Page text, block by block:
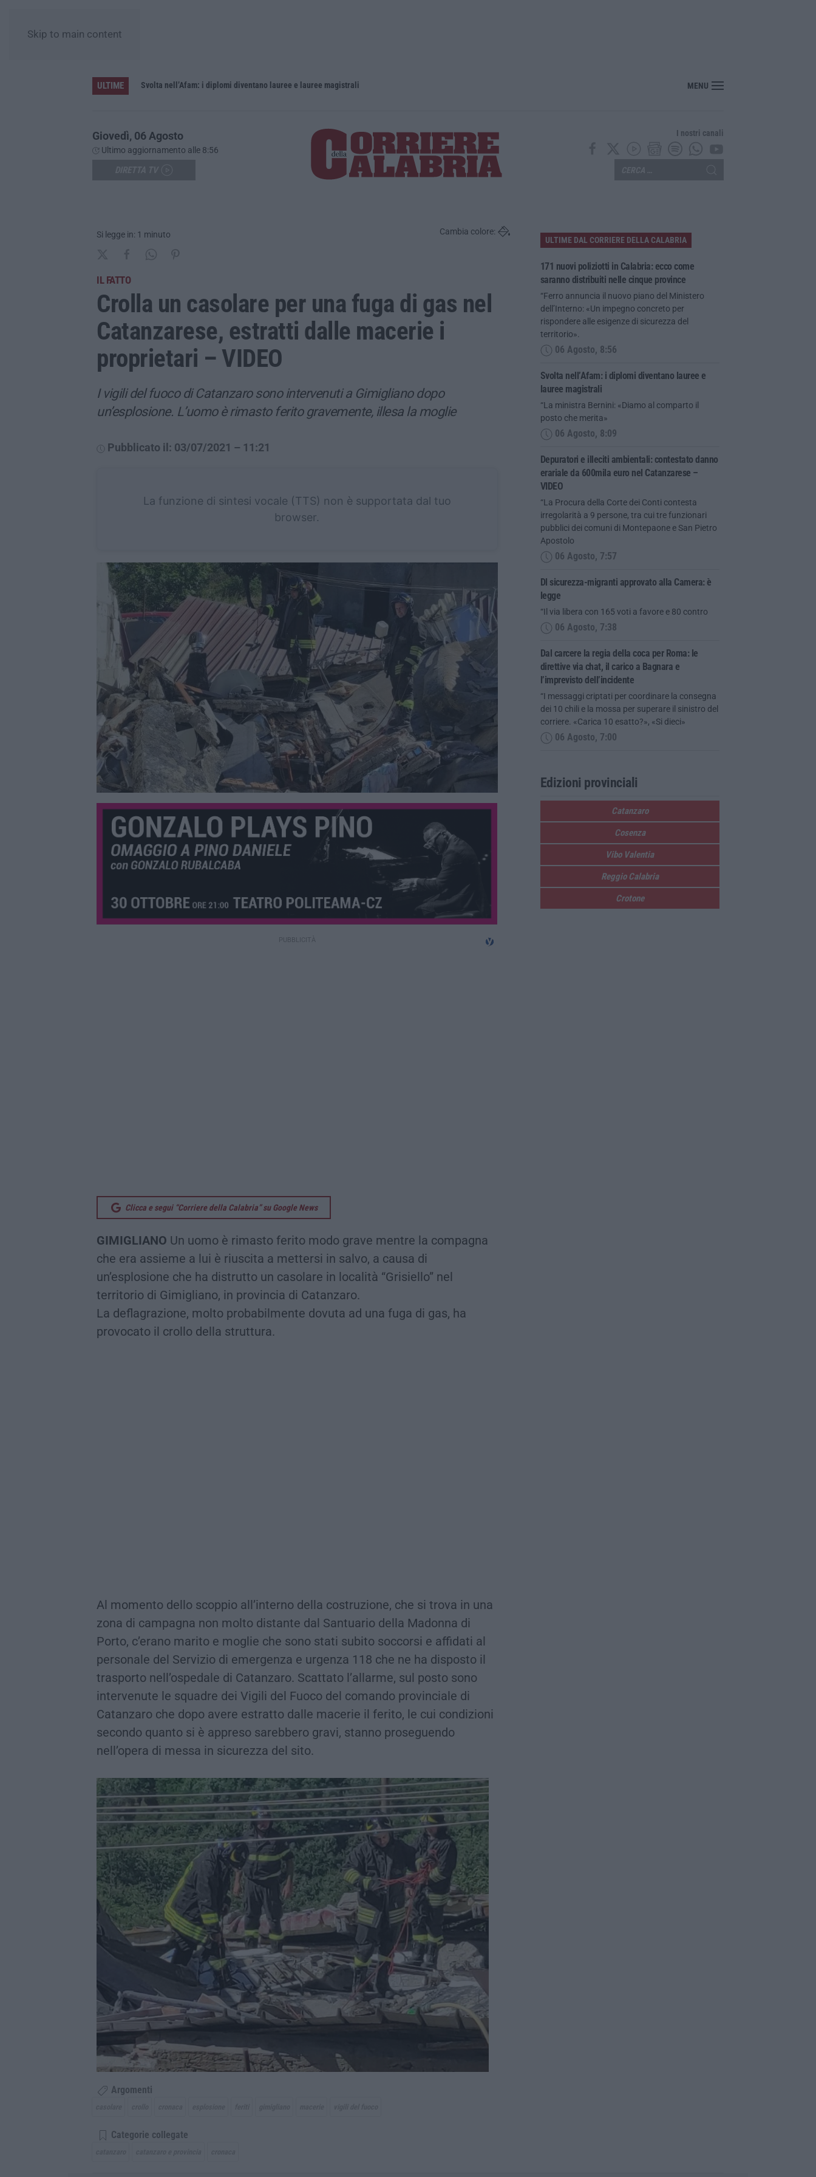
Skip to main content
ULTIME Svolta nell’Afam: i diplomi diventano lauree e lauree magistrali MENU
Giovedì, 06 Agosto
Ultimo aggiornamento alle 8:56
I nostri canali
Si legge in: 1 minuto Cambia colore:
IL FATTO
Crolla un casolare per una fuga di gas nel
Catanzarese, estratti dalle macerie i
proprietari – VIDEO
I vigili del fuoco di Catanzaro sono intervenuti a Gimigliano dopo
un’esplosione. L’uomo è rimasto ferito gravemente, illesa la moglie
Pubblicato il: 03/07/2021 – 11:21
La funzione di sintesi vocale (TTS) non è supportata dal tuo
browser.
Clicca e segui “Corriere della Calabria” su Google News
GIMIGLIANO Un uomo è rimasto ferito modo grave mentre la compagna
che era assieme a lui è riuscita a mettersi in salvo, a causa di
un’esplosione che ha distrutto un casolare in località “Grisiello” nel
territorio di Gimigliano, in provincia di Catanzaro.
La deflagrazione, molto probabilmente dovuta ad una fuga di gas, ha
provocato il crollo della struttura.
Al momento dello scoppio all’interno della costruzione, che si trova in una
zona di campagna non molto distante dal Santuario della Madonna di
Porto, c’erano marito e moglie che sono stati subito soccorsi e affidati al
personale del Servizio di emergenza e urgenza 118 che ne ha disposto il
trasporto nell’ospedale di Catanzaro. Scattato l’allarme, sul posto sono
intervenute le squadre dei Vigili del Fuoco del comando provinciale di
Catanzaro che dopo avere estratto dalle macerie il ferito, le cui condizioni
secondo quanto si è appreso sarebbero gravi, stanno proseguendo
nell’opera di messa in sicurezza del sito.
Argomenti
Categorie collegate
ULTIME DAL CORRIERE DELLA CALABRIA
171 nuovi poliziotti in Calabria: ecco come
saranno distribuiti nelle cinque province
“Ferro annuncia il nuovo piano del Ministero
dell’Interno: «Un impegno concreto per
rispondere alle esigenze di sicurezza del
territorio».
06 Agosto, 8:56
Svolta nell’Afam: i diplomi diventano lauree e
lauree magistrali
“La ministra Bernini: «Diamo al comparto il
posto che merita»
06 Agosto, 8:09
Depuratori e illeciti ambientali: contestato danno
erariale da 600mila euro nel Catanzarese –
VIDEO
“La Procura della Corte dei Conti contesta
irregolarità a 9 persone, tra cui tre funzionari
pubblici dei comuni di Montepaone e San Pietro
Apostolo
06 Agosto, 7:57
Dl sicurezza-migranti approvato alla Camera: è
legge
“Il via libera con 165 voti a favore e 80 contro
06 Agosto, 7:38
Dal carcere la regia della coca per Roma: le
direttive via chat, il carico a Bagnara e
l’imprevisto dell’incidente
“I messaggi criptati per coordinare la consegna
dei 10 chili e la mossa per superare il sinistro del
corriere. «Carica 10 esatto?», «Si dieci»
06 Agosto, 7:00
Edizioni provinciali
Catanzaro
Cosenza
Vibo Valentia
Reggio Calabria
Crotone